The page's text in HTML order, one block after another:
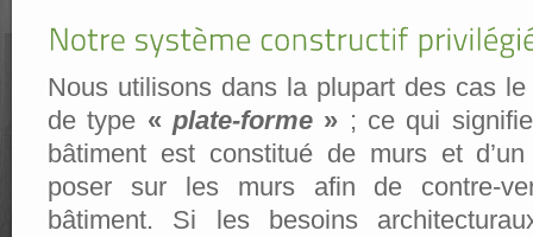
Nous utilisons dans la plupart des cas
de type « plate-forme » ; ce qui
bâtiment est constitué de murs et
poser sur les murs afin de contre-
bâtiment. Si les besoins